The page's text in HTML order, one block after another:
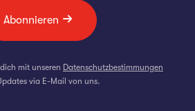
Abonnieren
mit unseren Datenschutzbestimmungen
via E-Mail von uns.